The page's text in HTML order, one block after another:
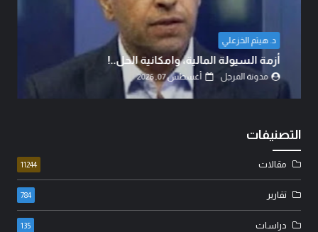
د. هيثم الخزعلي
أزمة السيولة المالية، وامكانية الحل..!
مدونة المرجل أغسطس 07, 2026
التصنيفات
مقالات 11244
تقارير 784
دراسات 135